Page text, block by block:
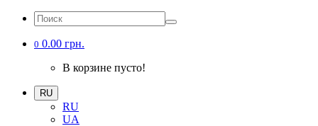
0 0.00 грн.
В корзине пусто!
RU
RU
UA